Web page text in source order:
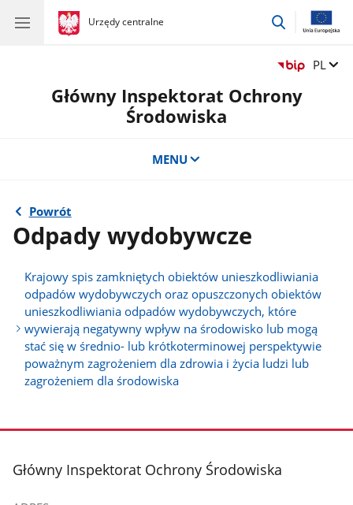
gov.pl
Urzędy centralne
gov.pl
Urzędy
przejdź
Zmień
PL
Główny Inspektorat Ochrony
Środowiska
MENU
Powrót
Odpady wydobywcze
Krajowy spis zamkniętych obiektów unieszkodliwiania
odpadów wydobywczych oraz opuszczonych obiektów
unieszkodliwiania odpadów wydobywczych, które
wywierają negatywny wpływ na środowisko lub mogą
stać się w średnio- lub krótkoterminowej perspektywie
poważnym zagrożeniem dla zdrowia i życia ludzi lub
zagrożeniem dla środowiska
stopka
Główny Inspektorat Ochrony Środowiska